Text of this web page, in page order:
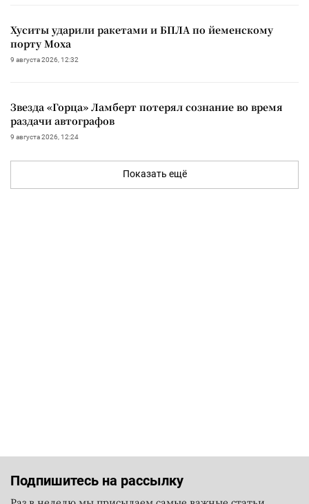
Хуситы ударили ракетами и БПЛА по йеменскому
порту Моха
9 августа 2026, 12:32
Звезда «Горца» Ламберт потерял сознание во время
раздачи автографов
9 августа 2026, 12:24
Показать ещё
Подпишитесь на рассылку